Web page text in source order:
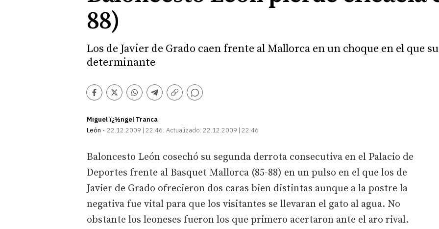
88)
Los de Javier de Grado caen frente al Mallorca en un choque en el que
determinante
Facebook
TwitterWhatsapp
Telegram
Copiar
Comentarios
Miguel ï¿½ngel Tranca
León
22.12.2009 | 22:46 Actualizado: 22.12.2009 | 22:46
Baloncesto León cosechó su segunda derrota consecutiva en el Palacio de
Deportes frente al Basquet Mallorca (85-88) en un pulso en el que los de
Javier de Grado ofrecieron dos caras bien distintas aunque a la postre la
negativa fue vital para que los visitantes se llevaran el gato al agua. No
obstante los leoneses fueron los que primero acertaron ante el aro rival.